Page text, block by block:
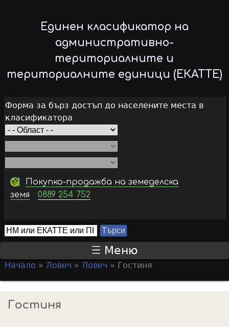
to
main
content
Единен класификатор на
административно-
териториалните и
териториалните единици (ЕКАТТЕ)
Форма за бърз достъп до населените места в
класификатора
Покупко-продажба на земеделска
земя
0889 254 752
S
e
r
c
h
Т
ъ
с
и
Меню
o
u
Начало » Ловеч » Ловеч » Гостиня
Гостиня